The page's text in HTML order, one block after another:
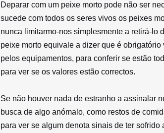
Deparar com um peixe morto pode não ser
sucede com todos os seres vivos os peixes
nunca limitarmo-nos simplesmente a retirá-lo
peixe morto equivale a dizer que é
pelos equipamentos, para conferir se estão
para ver se os valores estão correctos.
Se não houver nada de estranho a assinalar
busca de algo anómalo, como restos de
para ver se algum denota sinais de ter